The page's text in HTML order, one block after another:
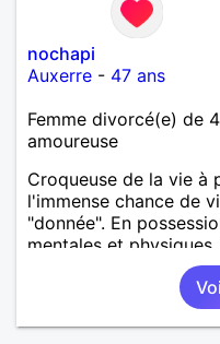
nochapi
Auxerre - 47 ans
Femme divorcé(e) de
amoureuse
Croqueuse de la vie à
l'immense chance de
"donnée". En
mentales et
solitaire, je mène une
pas sur ce site par
représentatrice de la
peau. A bientôt.